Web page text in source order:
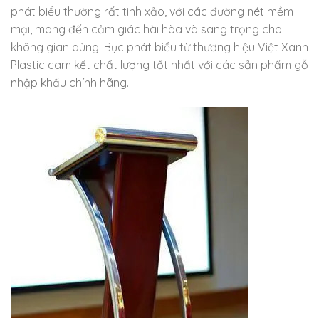
phát biểu thường rất tinh xảo, với các đường nét mềm
mại, mang đến cảm giác hài hòa và sang trọng cho
không gian dùng. Bục phát biểu từ thương hiệu Việt Xanh
Plastic cam kết chất lượng tốt nhất với các sản phẩm gỗ
nhập khẩu chính hãng.